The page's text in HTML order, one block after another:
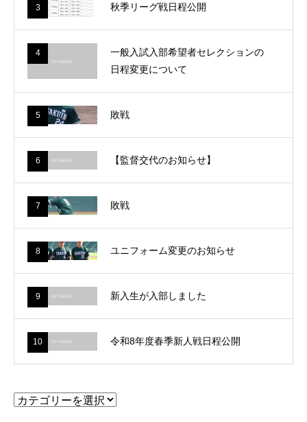
3 秋季リーグ戦日程公開
4
一般入試入部希望者セレクションの
日程変更について
5 敗戦
6 【監督交代のお知らせ】
7 敗戦
8 ユニフォーム変更のお知らせ
9 新入生が入部しました
10 令和8年度春季新人戦日程公開